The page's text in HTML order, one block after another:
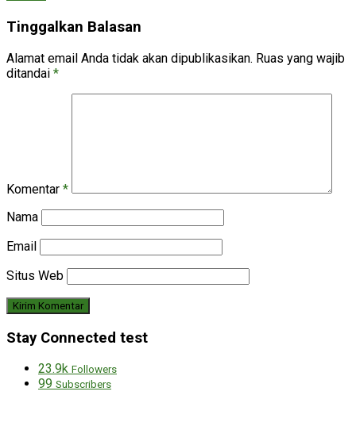
Tinggalkan Balasan
Alamat email Anda tidak akan dipublikasikan. Ruas yang wajib
ditandai *
Komentar *
Nama
Email
Situs Web
Stay Connected test
23.9k Followers
99 Subscribers